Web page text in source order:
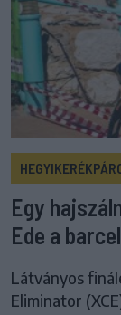
Egy
Ede a
Látványos
Eliminator